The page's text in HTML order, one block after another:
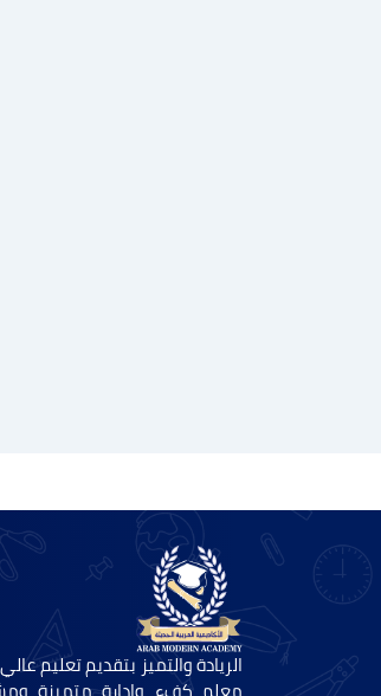
الريادة والتميز بتقديم تعليم